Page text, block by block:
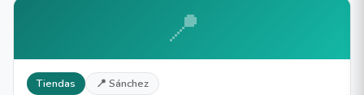
📍
Tiendas 📍 Sánchez